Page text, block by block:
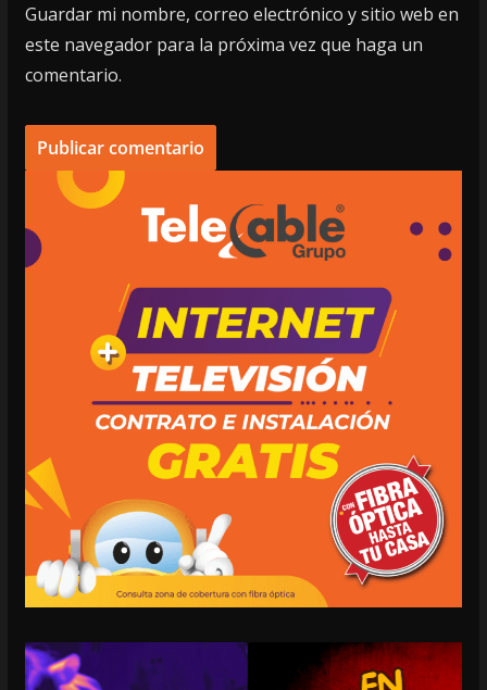
Guardar mi nombre, correo electrónico y sitio web en
este navegador para la próxima vez que haga un
comentario.